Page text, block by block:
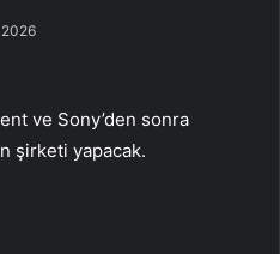
ve Sony’den sonra
şirketi yapacak.